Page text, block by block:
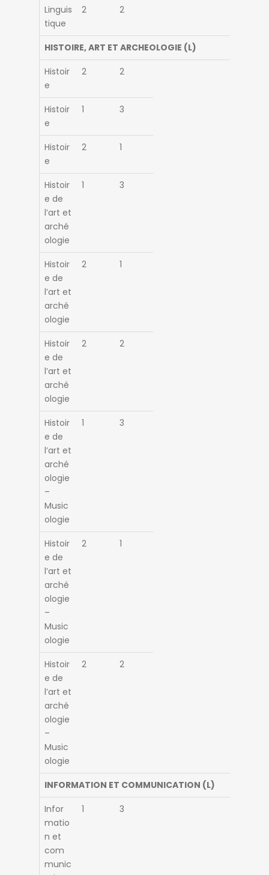
Linguis
tique
2 2
HISTOIRE, ART ET ARCHEOLOGIE (L)
Histoir
e
2 2
Histoir
e
1 3
Histoir
e
2 1
Histoir
e de
l’art et
arché
ologie
1 3
Histoir
e de
l’art et
arché
ologie
2 1
Histoir
e de
l’art et
arché
ologie
2 2
Histoir
e de
l’art et
arché
ologie
–
Music
ologie
1 3
Histoir
e de
l’art et
arché
ologie
–
Music
ologie
2 1
Histoir
e de
l’art et
arché
ologie
–
Music
ologie
2 2
INFORMATION ET COMMUNICATION (L)
Infor
matio
n et
com
munic
1 3